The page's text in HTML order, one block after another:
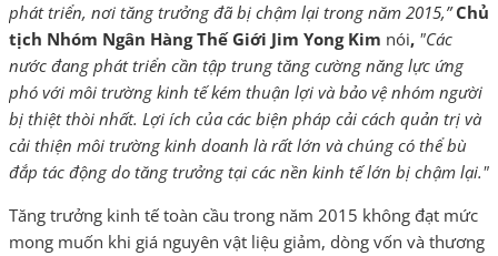
phát triển, nơi tăng trưởng đã bị chậm lại trong năm 2015,”Chủ
tịch Nhóm Ngân Hàng Thế Giới Jim Yong Kim nói, "Các
nước đang phát triển cần tập trung tăng cường năng lực ứng
phó với môi trường kinh tế kém thuận lợi và bảo vệ nhóm người
bị thiệt thòi nhất. Lợi ích của các biện pháp cải cách quản trị và
cải thiện môi trường kinh doanh là rất lớn và chúng có thể bù
đắp tác động do tăng trưởng tại các nền kinh tế lớn bị chậm lại."
Tăng trưởng kinh tế toàn cầu trong năm 2015 không đạt mức
mong muốn khi giá nguyên vật liệu giảm, dòng vốn và thương